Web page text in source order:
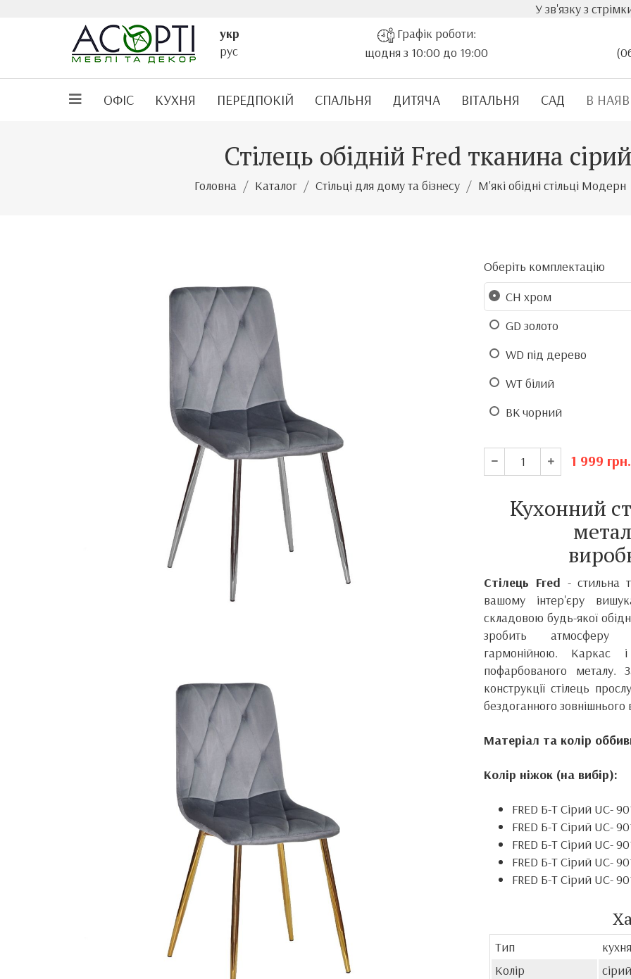
У зв'язку з стрімким
укр
рус
Графік роботи:
щодня з 10:00 до 19:00
ОФІС КУХНЯ ПЕРЕДПОКІЙ СПАЛЬНЯ ДИТЯЧА ВІТАЛЬНЯ САД В
Стілець обідній Fred тканина
Головна Каталог Стільці для дому та бізнесу М'які обідні стільці Модерн
Оберіть комплектацію
CH хром
GD золото
WD під дерево
WT білий
BK чорний
1 999 грн.
Кухонний
Стілець Fred - стильна
вашому інтер'єру
складовою будь-якої
зробить
гармонійною. Каркас
пофарбованого металу.
конструкції стілець
бездоганного зовнішнього
Матеріал та колір
Колір ніжок (на вибір):
FRED Б-Т Сірий UC-
FRED Б-Т Сірий UC-
FRED Б-Т Сірий UC-
FRED Б-Т Сірий UC-
FRED Б-Т Сірий UC-
Тип
Колір
сірий